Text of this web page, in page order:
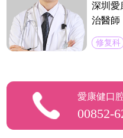
深圳愛
治醫師
修复科
愛康健口
00852-